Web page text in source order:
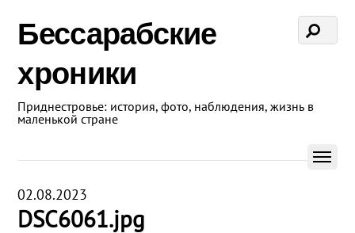
Бессарабские
хроники
Приднестровье: история, фото, наблюдения, жизнь в
маленькой стране
02.08.2023
DSC6061.jpg